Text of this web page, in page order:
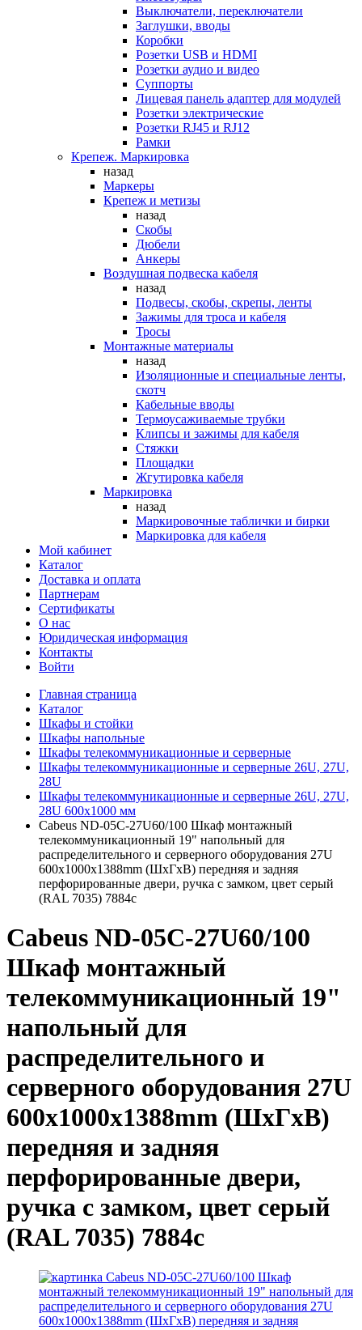
Выключатели, переключатели
Заглушки, вводы
Коробки
Розетки USB и HDMI
Розетки аудио и видео
Суппорты
Лицевая панель адаптер для модулей
Розетки электрические
Розетки RJ45 и RJ12
Рамки
Крепеж. Маркировка
назад
Маркеры
Крепеж и метизы
назад
Скобы
Дюбели
Анкеры
Воздушная подвеска кабеля
назад
Подвесы, скобы, скрепы, ленты
Зажимы для троса и кабеля
Тросы
Монтажные материалы
назад
Изоляционные и специальные ленты,
скотч
Кабельные вводы
Термоусаживаемые трубки
Клипсы и зажимы для кабеля
Стяжки
Площадки
Жгутировка кабеля
Маркировка
назад
Маркировочные таблички и бирки
Маркировка для кабеля
Мой кабинет
Каталог
Доставка и оплата
Партнерам
Сертификаты
О нас
Юридическая информация
Контакты
Войти
Главная страница
Каталог
Шкафы и стойки
Шкафы напольные
Шкафы телекоммуникационные и серверные
Шкафы телекоммуникационные и серверные 26U, 27U,
28U
Шкафы телекоммуникационные и серверные 26U, 27U,
28U 600x1000 мм
Cabeus ND-05C-27U60/100 Шкаф монтажный
телекоммуникационный 19" напольный для
распределительного и серверного оборудования 27U
600x1000x1388mm (ШхГхВ) передняя и задняя
перфорированные двери, ручка с замком, цвет серый
(RAL 7035) 7884c
Cabeus ND-05C-27U60/100
Шкаф монтажный
телекоммуникационный 19"
напольный для
распределительного и
серверного оборудования 27U
600x1000x1388mm (ШхГхВ)
передняя и задняя
перфорированные двери,
ручка с замком, цвет серый
(RAL 7035) 7884c